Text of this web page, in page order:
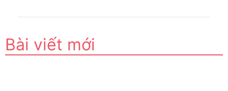
Bài viết mới